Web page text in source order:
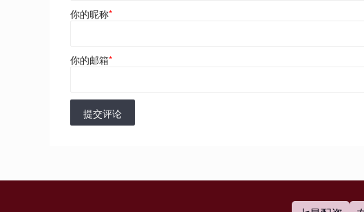
你的昵称*
你的邮箱*
提交评论